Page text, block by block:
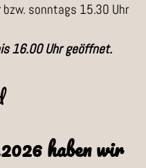
sonntags 15.30 Uhr
16.00 Uhr geöffnet.
haben wir